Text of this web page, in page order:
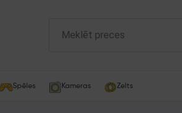
Spēles Kameras Zelts